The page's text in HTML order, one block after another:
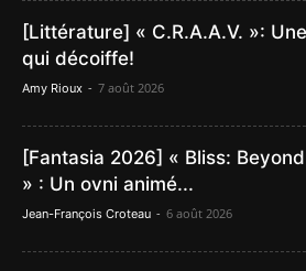
[Littérature] « C.R.A.A.V. »:
qui décoiffe!
Amy Rioux - 7 août 2026
[Fantasia 2026] « Bliss:
» : Un ovni animé...
Jean-François Croteau - 6 août 2026